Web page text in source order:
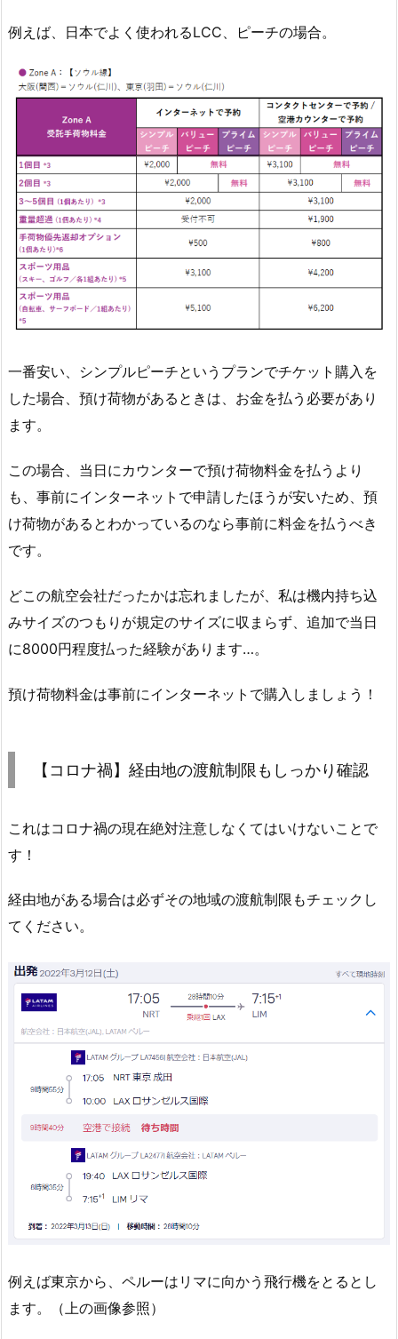
例えば、日本でよく使われるLCC、ピーチの場合。
一番安い、シンプルピーチというプランでチケット購入を
した場合、預け荷物があるときは、お金を払う必要があり
ます。
この場合、 当日にカウンターで預け荷物料金を払うより
も、事前にインターネットで申請したほうが安いため、預
け荷物があるとわかっているのなら事前に料金を払うべき
です。
どこの航空会社だったかは忘れましたが、私は機内持ち込
みサイズのつもりが規定のサイズに収まらず、追加で当日
に8000円程度払った経験があります…。
預け荷物料金は事前にインターネットで購入しましょう！
【コロナ禍】経由地の渡航制限もしっかり確認
これはコロナ禍の現在絶対注意しなくてはいけないことで
す！
経由地がある場合は必ずその地域の渡航制限もチェック し
てください。
例えば東京から、ペルーはリマに向かう飛行機をとるとし
ます。（上の画像参照）